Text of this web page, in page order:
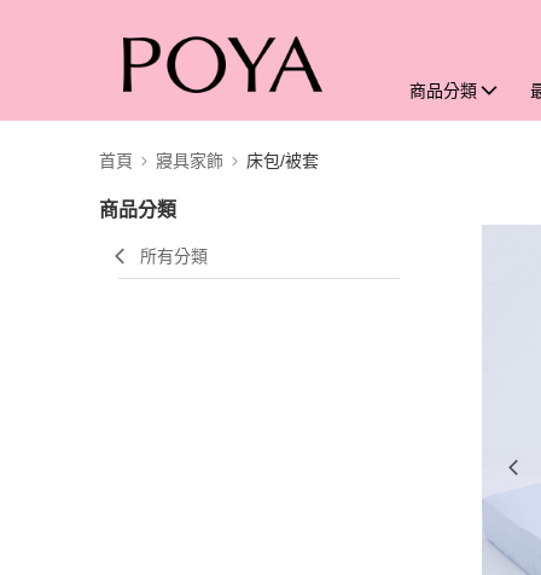
商品分類
首頁 寢具家飾 床包/被套
商品分類
所有分類